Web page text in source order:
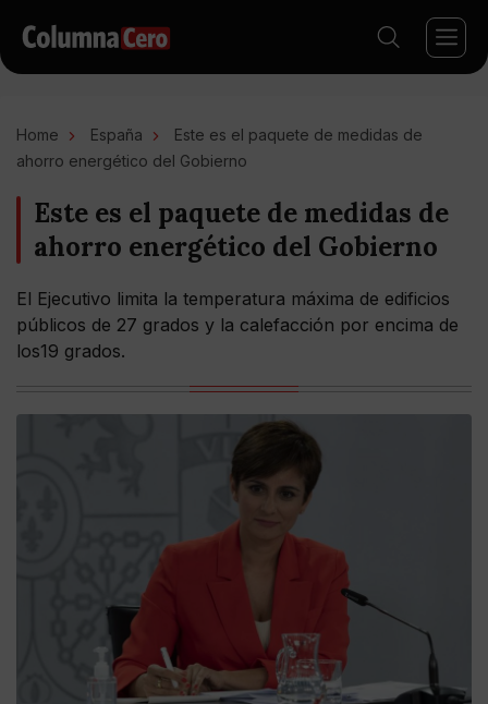
Home España
Este es el paquete de medidas de
ahorro energético del Gobierno
Este es el paquete de medidas de
ahorro energético del Gobierno
El Ejecutivo limita la temperatura máxima de edificios
públicos de 27 grados y la calefacción por encima de
los19 grados.